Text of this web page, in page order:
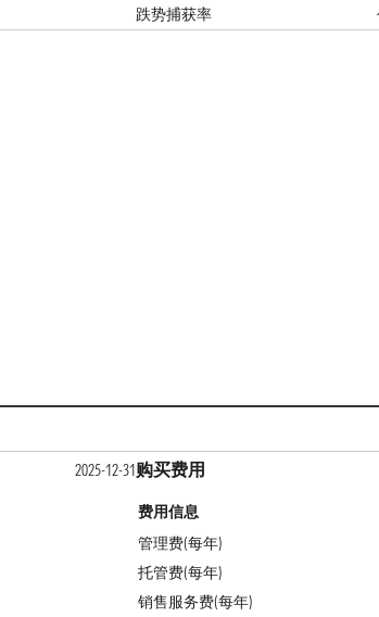
跌势捕获率
2025-12-31购买费用
费用信息
管理费(每年)
托管费(每年)
销售服务费(每年)